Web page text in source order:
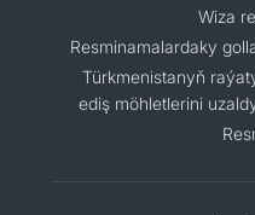
Wiza
Resminamalardaky
Türkmenistanyň
ediş möhletlerini